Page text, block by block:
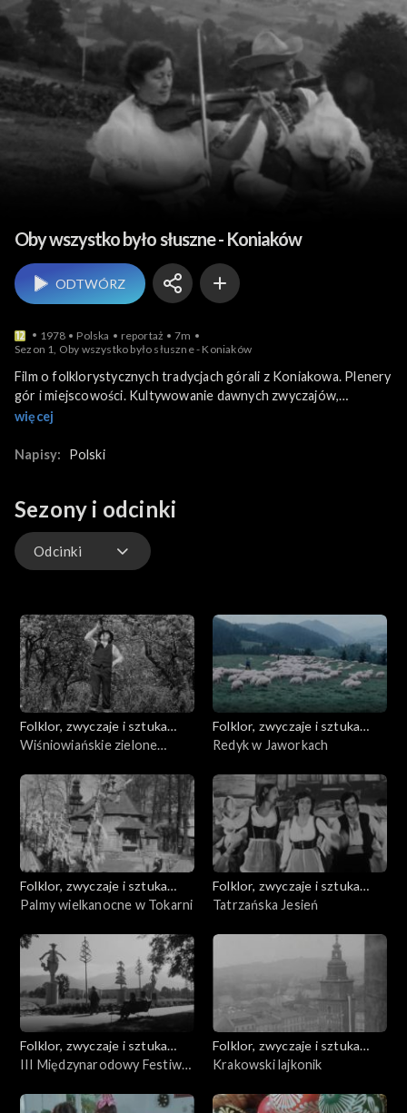
Folklor,
Oby wszystko było słuszne - Koniaków
ODTWÓRZ
1978 Polska reportaż
7m
Sezon 1, Oby wszystko było słuszne - Koniaków
Film o folklorystycznych tradycjach górali z Koniakowa. Plenery
gór i miejscowości. Kultywowanie dawnych zwyczajów,
związanych z jesiennymi pracami w polu. Przedstawienie
i tańce góralskie
więcej
Napisy: Polski
Sezony i odcinki
Odcinki
Folklor, zwyczaje i sztuka
ludowa
Wiśniowiańskie zielone
Folklor, zwyczaje i sztuka
ludowa
Redyk w Jaworkach
Folklor, zwyczaje i sztuka
ludowa
Palmy wielkanocne w Tokarni
Folklor, zwyczaje i sztuka
ludowa
Tatrzańska Jesień
Folklor, zwyczaje i sztuka
ludowa
III Międzynarodowy Festiwal
„Tatrzańska Jesień”
Folklor, zwyczaje i sztuka
ludowa
Krakowski lajkonik